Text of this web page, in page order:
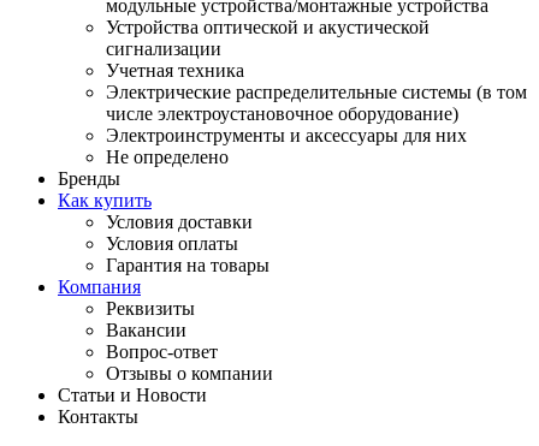
модульные устройства/монтажные устройства
Устройства оптической и акустической
сигнализации
Учетная техника
Электрические распределительные системы (в том
числе электроустановочное оборудование)
Электроинструменты и аксессуары для них
Не определено
Бренды
Как купить
Условия доставки
Условия оплаты
Гарантия на товары
Компания
Реквизиты
Вакансии
Вопрос-ответ
Отзывы о компании
Статьи и Новости
Контакты